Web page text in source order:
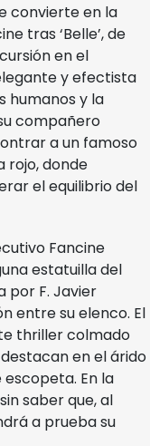
convierte en la
tras ‘Belle’, de
en el
y efectista
humanos y la
compañero
a un famoso
rojo, donde
el equilibrio del
Fancine
estatuilla del
por F. Javier
entre su elenco. El
thriller colmado
en el árido
En la
saber que, al
a prueba su